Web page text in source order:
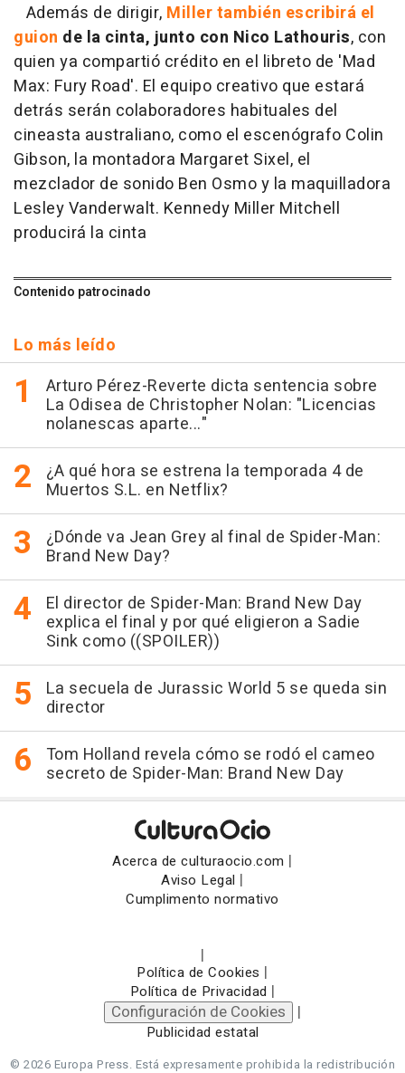
Además de dirigir, Miller también escribirá el
guion de la cinta, junto con Nico Lathouris, con
quien ya compartió crédito en el libreto de 'Mad
Max: Fury Road'. El equipo creativo que estará
detrás serán colaboradores habituales del
cineasta australiano, como el escenógrafo Colin
Gibson, la montadora Margaret Sixel, el
mezclador de sonido Ben Osmo y la maquilladora
Lesley Vanderwalt. Kennedy Miller Mitchell
producirá la cinta
Contenido patrocinado
Lo más leído
Arturo Pérez-Reverte dicta sentencia sobre
La Odisea de Christopher Nolan: "Licencias
nolanescas aparte..."
¿A qué hora se estrena la temporada 4 de
Muertos S.L. en Netflix?
¿Dónde va Jean Grey al final de Spider-Man:
Brand New Day?
El director de Spider-Man: Brand New Day
explica el final y por qué eligieron a Sadie
Sink como ((SPOILER))
La secuela de Jurassic World 5 se queda sin
director
Tom Holland revela cómo se rodó el cameo
secreto de Spider-Man: Brand New Day
Acerca de culturaocio.com |
Aviso Legal |
Cumplimento normativo
|
Política de Cookies |
Política de Privacidad |
Configuración de Cookies |
Publicidad estatal
© 2026 Europa Press. Está expresamente prohibida la redistribución